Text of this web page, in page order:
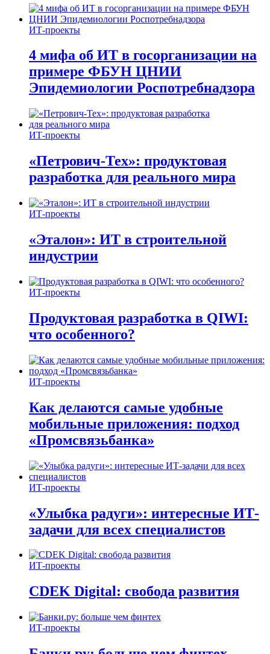
ИТ-проекты
4 мифа об ИТ в госорганизации на
примере ФБУН ЦНИИ
Эпидемиологии Роспотребнадзора
ИТ-проекты
«Петрович-Тех»: продуктовая
разработка для реального мира
ИТ-проекты
«Эталон»: ИТ в строительной
индустрии
ИТ-проекты
Продуктовая разработка в QIWI:
что особенного?
ИТ-проекты
Как делаются самые удобные
мобильные приложения: подход
«Промсвязьбанка»
ИТ-проекты
«Улыбка радуги»: интересные ИТ-
задачи для всех специалистов
ИТ-проекты
CDEK Digital: свобода развития
ИТ-проекты